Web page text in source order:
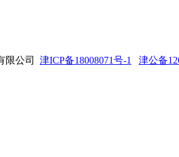
限公司 津ICP备18008071号-1 津公备